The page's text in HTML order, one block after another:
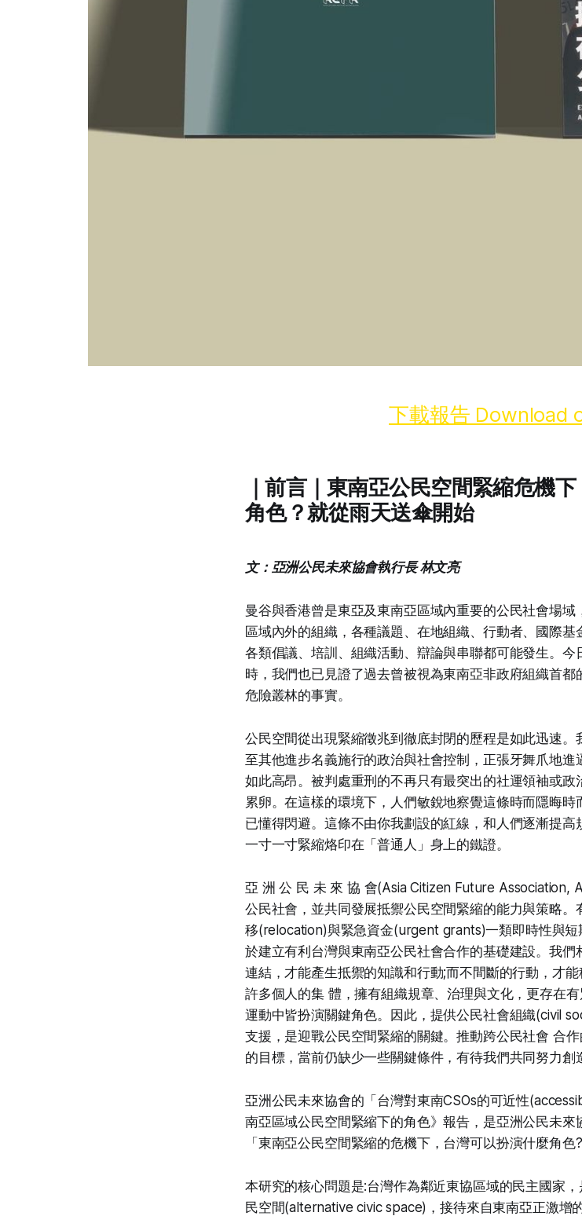
下載報告 Download
｜前言｜東南亞公民空間緊縮危機
角色？就從雨天送傘開始
文：亞洲公民未來協會執行長 林文亮
曼谷與香港曾是東亞及東南亞區域內重要的公民社會場
區域內外的組織，各種議題、在地組織、行動者、國際基
各類倡議、培訓、組織活動、辯論與串聯都可能發生。
時，我們也已見證了過去曾被視為東南亞非政府組織首
危險叢林的事實。
公民空間從出現緊縮徵兆到徹底封閉的歷程是如此迅速
至其他進步名義施行的政治與社會控制，正張牙舞爪地
如此高昂。被判處重刑的不再只有最突出的社運領袖或
累卵。在這樣的環境下，人們敏銳地察覺這條時而隱晦
已懂得閃避。這條不由你我劃設的紅線，和人們逐漸提
一寸一寸緊縮烙印在「普通人」身上的鐵證。
亞 洲 公 民 未 來 協 會(Asia Citizen Future Association,
公民社會，並共同發展抵禦公民空間緊縮的能力與策略
移(relocation)與緊急資金(urgent grants)一類即時性與短
於建立有利台灣與東南亞公民社會合作的基礎建設。我
連結，才能產生抵禦的知識和行動;而不間斷的行動，才
許多個人的集 體，擁有組織規章、治理與文化，更存在
運動中皆扮演關鍵角色。因此，提供公民社會組織(civil
支援，是迎戰公民空間緊縮的關鍵。推動跨公民社會 合
的目標，當前仍缺少一些關鍵條件，有待我們共同努力創
亞洲公民未來協會的「台灣對東南CSOs的可近性
南亞區域公民空間緊縮下的角色》報告，是亞洲公民未
「東南亞公民空間緊縮的危機下，台灣可以扮演什麼角色
本研究的核心問題是:台灣作為鄰近東協區域的民主國家
民空間(alternative civic space)，接待來自東南亞正激增